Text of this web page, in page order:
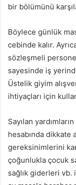
bir bölümünü
Böylece günlük
cebinde kalır.
sözleşmeli
sayesinde iş
Üstelik giyim
ihtiyaçları için
Sayılan
hesabında dikkate
gereksinimlerini
çoğunlukla çocuk
sağlık giderleri vb.